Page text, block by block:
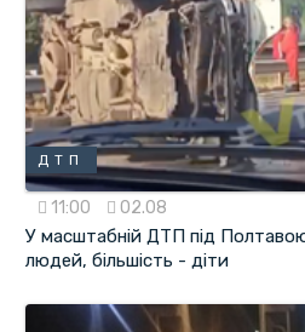
ДТП
11:00 02.08
У масштабній ДТП під
людей, більшість - діти